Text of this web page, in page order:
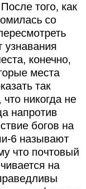
того, как
со
узнавания
конечно,
места
так
никогда не
напротив
богов на
6 называют
что почтовый
на